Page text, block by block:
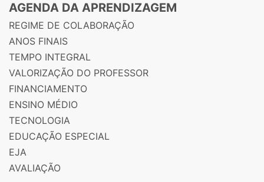
AGENDA DA APRENDIZAGEM
REGIME DE COLABORAÇÃO
ANOS FINAIS
TEMPO INTEGRAL
VALORIZAÇÃO DO PROFESSOR
FINANCIAMENTO
ENSINO MÉDIO
TECNOLOGIA
EDUCAÇÃO ESPECIAL
EJA
AVALIAÇÃO